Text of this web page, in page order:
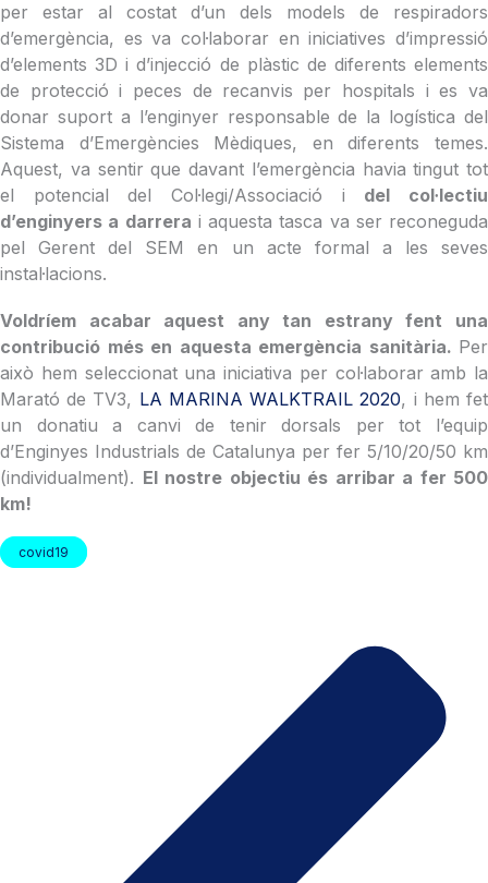
per estar al costat d’un dels models de respiradors
d’emergència, es va col·laborar en iniciatives d’impressió
d’elements 3D i d’injecció de plàstic de diferents elements
de protecció i peces de recanvis per hospitals i es va
donar suport a l’enginyer responsable de la logística del
Sistema d’Emergències Mèdiques, en diferents temes.
Aquest, va sentir que davant l’emergència havia tingut tot
el potencial del Col·legi/Associació i del col·lectiu
d’enginyers a darrera i aquesta tasca va ser reconeguda
pel Gerent del SEM en un acte formal a les seves
instal·lacions.
Voldríem acabar aquest any tan estrany fent una
contribució més en aquesta emergència sanitària. Per
això hem seleccionat una iniciativa per col·laborar amb la
Marató de TV3, LA MARINA WALKTRAIL 2020, i hem fet
un donatiu a canvi de tenir dorsals per tot l’equip
d’Enginyes Industrials de Catalunya per fer 5/10/20/50 km
(individualment). El nostre objectiu és arribar a fer 500
km!
covid19